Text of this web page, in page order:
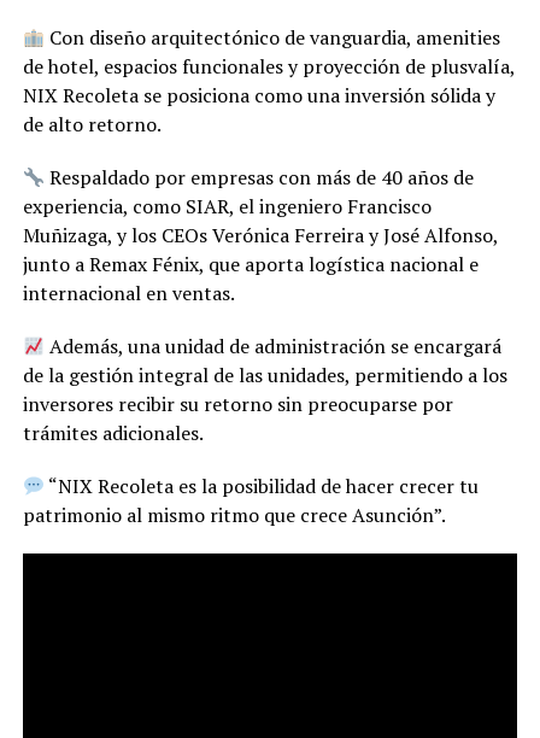
Con diseño arquitectónico de vanguardia, amenities
de hotel, espacios funcionales y proyección de plusvalía,
NIX Recoleta se posiciona como una inversión sólida y
de alto retorno.
Respaldado por empresas con más de 40 años de
experiencia, como SIAR, el ingeniero Francisco
Muñizaga, y los CEOs Verónica Ferreira y José Alfonso,
junto a Remax Fénix, que aporta logística nacional e
internacional en ventas.
Además, una unidad de administración se encargará
de la gestión integral de las unidades, permitiendo a los
inversores recibir su retorno sin preocuparse por
trámites adicionales.
“NIX Recoleta es la posibilidad de hacer crecer tu
patrimonio al mismo ritmo que crece Asunción”.